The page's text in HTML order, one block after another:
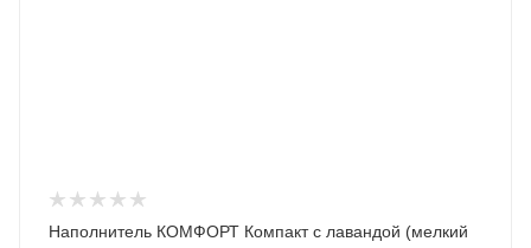
Наполнитель КОМФОРТ Компакт с лавандой (мелкий